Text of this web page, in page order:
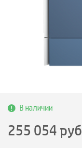
В наличии
255 054 руб